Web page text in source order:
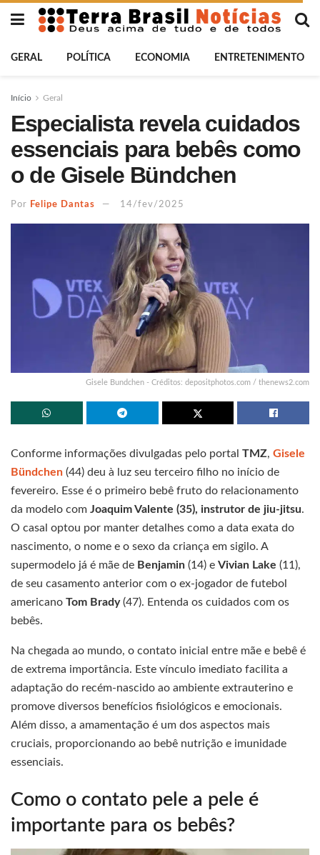
GERAL POLÍTICA ECONOMIA ENTRETENIMENTO
Início Geral
Especialista revela cuidados
essenciais para bebês como
o de Gisele Bündchen
Por Felipe Dantas 14/fev/2025
Gisele Bundchen - Créditos: depositphotos.com / thenews2.com
Conforme informações divulgadas pelo portal TMZ, Gisele
Bündchen (44) deu à luz seu terceiro filho no início de
fevereiro. Esse é o primeiro bebê fruto do relacionamento
da modelo com Joaquim Valente (35), instrutor de jiu-jitsu.
O casal optou por manter detalhes como a data exata do
nascimento, o nome e o sexo da criança em sigilo. A
supermodelo já é mãe de Benjamin (14) e Vivian Lake (11),
de seu casamento anterior com o ex-jogador de futebol
americano Tom Brady(47). Entenda os cuidados com os
bebês.
Na chegada ao mundo, o contato inicial entre mãe e bebê é
de extrema importância. Este vínculo imediato facilita a
adaptação do recém-nascido ao ambiente extrauterino e
promove diversos benefícios fisiológicos e emocionais.
Além disso, a amamentação é um dos aspectos mais
cruciais, proporcionando ao bebê nutrição e imunidade
essenciais.
Como o contato pele a pele é
importante para os bebês?